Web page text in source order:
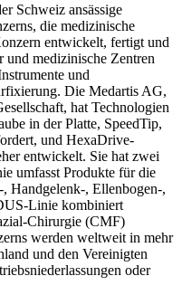
Schweiz ansässige
die medizinische
entwickelt, fertigt und
und medizinische Zentren
und
Die Medartis AG,
hat Technologien
in der Platte, SpeedTip,
und HexaDrive-
entwickelt. Sie hat zwei
umfasst Produkte für die
Handgelenk-, Ellenbogen-,
Linie kombiniert
Chirurgie (CMF)
werden weltweit in mehr
und den Vereinigten
oder